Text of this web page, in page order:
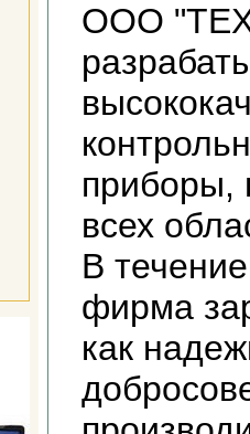
ООО
приборы,
всех
В
фирма
как